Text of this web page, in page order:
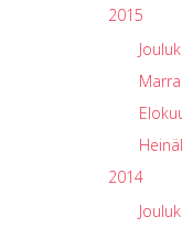
2015
2014